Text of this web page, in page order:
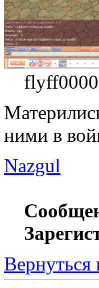
ними в
Nazgul
Вернуться